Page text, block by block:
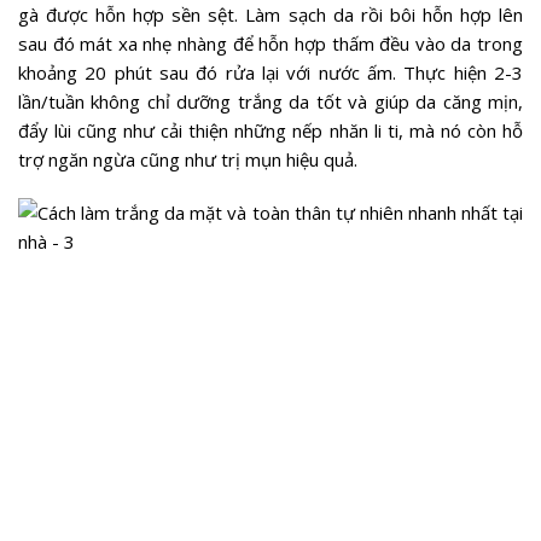
gà được hỗn hợp sền sệt. Làm sạch da rồi bôi hỗn hợp lên
sau đó mát xa nhẹ nhàng để hỗn hợp thấm đều vào da trong
khoảng 20 phút sau đó rửa lại với nước ấm. Thực hiện 2-3
lần/tuần không chỉ dưỡng trắng da tốt và giúp da căng mịn,
đẩy lùi cũng như cải thiện những nếp nhăn li ti, mà nó còn hỗ
trợ ngăn ngừa cũng như trị mụn hiệu quả.